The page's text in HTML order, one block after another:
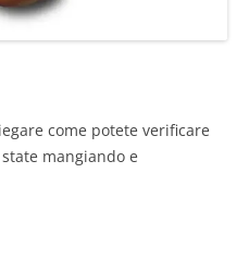
come potete verificare
mangiando e